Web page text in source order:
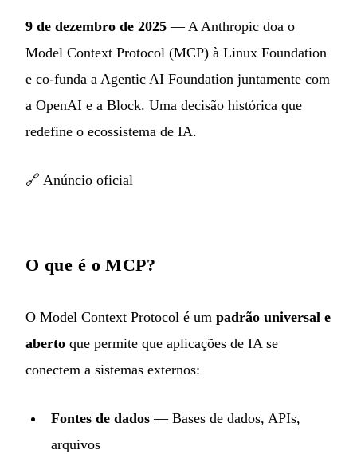
9 de dezembro de 2025 — A Anthropic doa o
Model Context Protocol (MCP) à Linux Foundation
e co-funda a Agentic AI Foundation juntamente com
a OpenAI e a Block. Uma decisão histórica que
redefine o ecossistema de IA.
🔗 Anúncio oficial
O que é o MCP?
O Model Context Protocol é um padrão universal e
aberto que permite que aplicações de IA se
conectem a sistemas externos:
Fontes de dados — Bases de dados, APIs,
arquivos